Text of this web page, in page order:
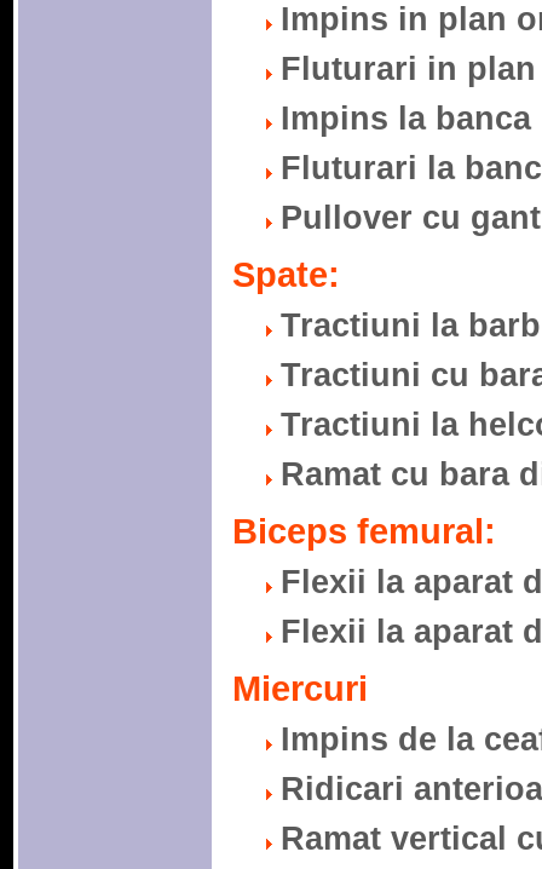
Impins in plan
Fluturari in
Impins la banca
Fluturari la
Pullover cu
Spate:
Tractiuni la
Tractiuni cu
Tractiuni la
Ramat cu bara
Biceps femural:
Flexii la aparat
Flexii la aparat
Miercuri
Impins de la
Ridicari
Ramat vertical